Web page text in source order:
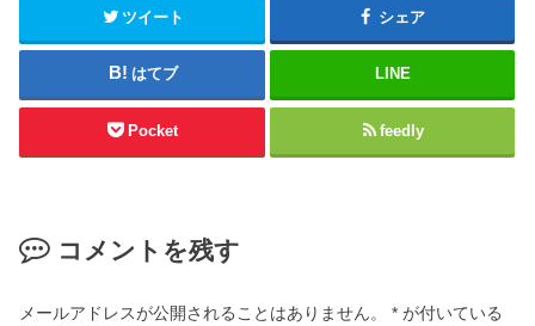
ツイート シェア
はてブ LINE
Pocket feedly
コメントを残す
メールアドレスが公開されることはありません。 * が付いている